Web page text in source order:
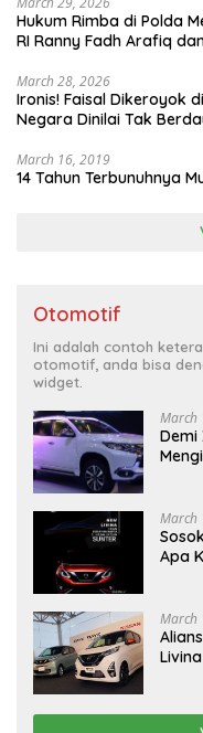
Hukum Rimba di Polda
RI Ranny Fadh Arafiq
March 28, 2026
Ironis! Faisal Dikeroyok
Negara Dinilai Tak
March 16, 2019
14 Tahun Terbunuhnya
Otomotif
Ini adalah contoh
otomotif, anda bisa
widget.
March
Demi
March
Apa
March